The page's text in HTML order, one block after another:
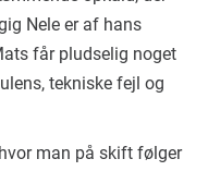
Nele er af hans
får pludselig noget
tekniske fejl og
man på skift følger